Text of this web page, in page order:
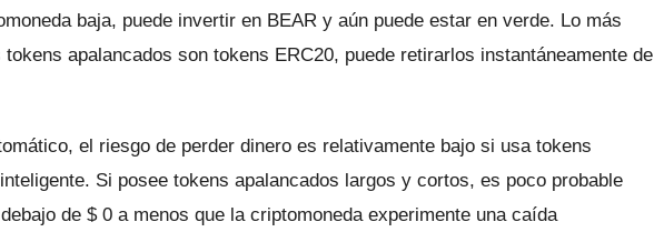
baja, puede invertir en BEAR y aún puede estar en verde. Lo más
apalancados son tokens ERC20, puede retirarlos instantáneamente de
el riesgo de perder dinero es relativamente bajo si usa tokens
Si posee tokens apalancados largos y cortos, es poco probable
de $ 0 a menos que la criptomoneda experimente una caída